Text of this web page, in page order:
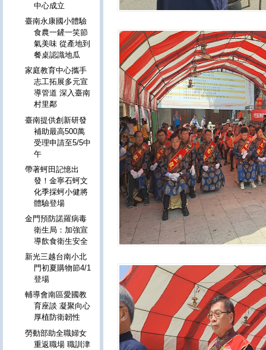
中心成立
臺南永康國小體驗
食農一鏟一笑節
氣美味 從產地到
餐桌認識地瓜
家庭教育中心攜手
志工拓展多元宣
導管道 深入臺南
村里鄰
臺南提供創新研發
補助最高500萬
受理申請至5/5中
午
帶著蚵田記憶出
發！金寧石蚵文
化季採蚵小健將
體驗登場
金門預防諾羅病毒
衛生局：加強宣
導飲食衛生安全
新光三越台南小北
門初夏購物節4/1
登場
輔導會南區愛國教
育座談 凝聚向心
厚植防衛韌性
勞動部助全職婦女
重返職場 職訓津